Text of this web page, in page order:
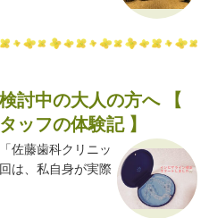
討中の大人の方へ 【
ッフの体験記 】
佐藤歯科クリニッ
は、私自身が実際